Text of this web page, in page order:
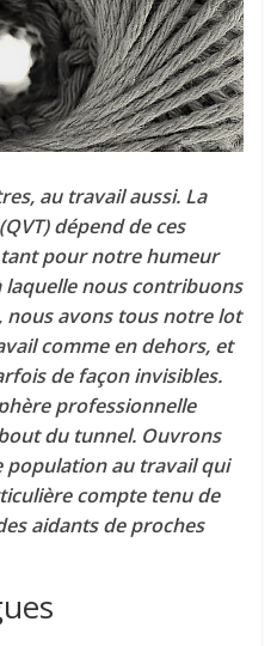
au travail aussi. La
dépend de ces
pour notre humeur
nous contribuons
avons tous notre lot
comme en dehors, et
de façon invisibles.
professionnelle
du tunnel. Ouvrons
population au travail qui
compte tenu de
aidants de proches